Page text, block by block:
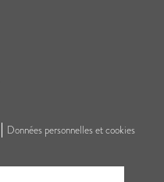
Données personnelles et cookies